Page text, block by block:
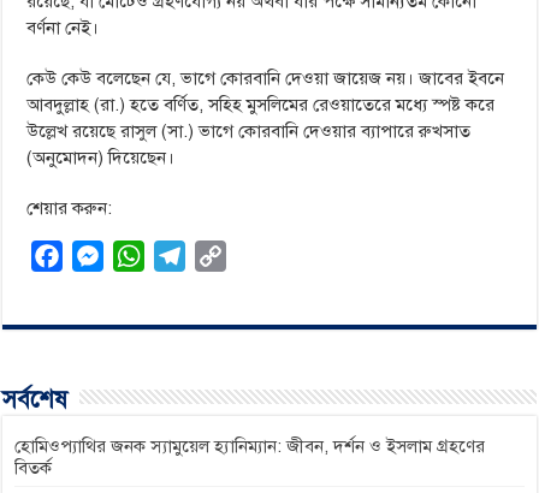
বর্ণনা নেই।
কেউ কেউ বলেছেন যে, ভাগে কোরবানি দেওয়া জায়েজ নয়। জাবের ইবনে
আবদুল্লাহ (রা.) হতে বর্ণিত, সহিহ মুসলিমের রেওয়াতেরে মধ্যে স্পষ্ট করে
উল্লেখ রয়েছে রাসুল (সা.) ভাগে কোরবানি দেওয়ার ব্যাপারে রুখসাত
(অনুমোদন) দিয়েছেন।
শেয়ার করুন:
c
o
o
M
s
g
W
a
p
l
a
p
n
সর্বশেষ
হোমিওপ্যাথির জনক স্যামুয়েল হ্যানিম্যান: জীবন, দর্শন ও ইসলাম গ্রহণের
বিতর্ক